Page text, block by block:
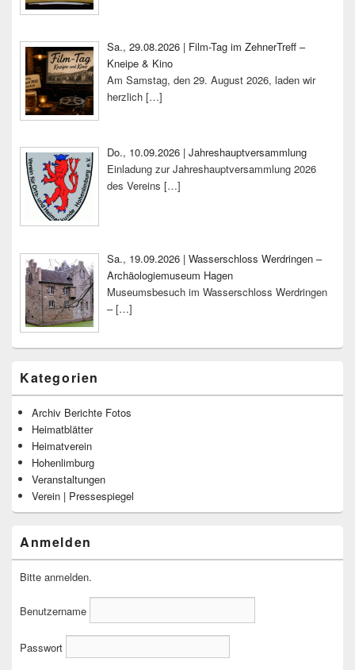
Sa., 29.08.2026 | Film-Tag im ZehnerTreff –
Kneipe & Kino
Am Samstag, den 29. August 2026, laden wir
herzlich […]
Do., 10.09.2026 | Jahreshauptversammlung
Einladung zur Jahreshauptversammlung 2026
des Vereins […]
Sa., 19.09.2026 | Wasserschloss Werdringen –
Archäologiemuseum Hagen
Museumsbesuch im Wasserschloss Werdringen
–[…]
Kategorien
Archiv Berichte Fotos
Heimatblätter
Heimatverein
Hohenlimburg
Veranstaltungen
Verein | Pressespiegel
Anmelden
Bitte anmelden.
Benutzername
Passwort